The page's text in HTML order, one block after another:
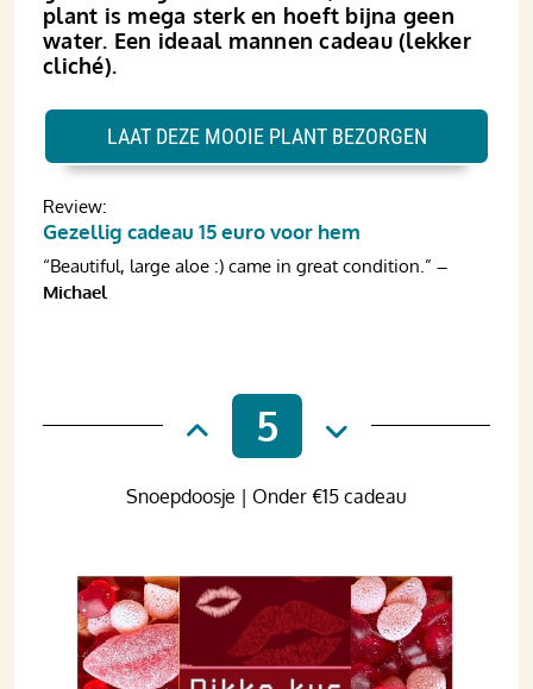
plant is mega sterk en hoeft bijna geen
water. Een ideaal mannen cadeau (lekker
cliché).
Review:
Gezellig cadeau 15 euro voor hem
“Beautiful, large aloe :) came in great condition.” –
Michael
LAAT DEZE MOOIE PLANT BEZORGEN
5
Snoepdoosje | Onder €15 cadeau